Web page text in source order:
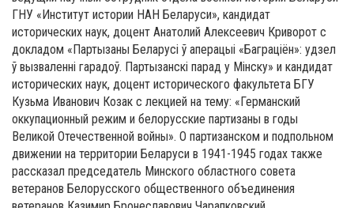
ГНУ «Институт истории НАН Беларуси», кандидат
исторических наук, доцент Анатолий Алексеевич Криворот с
докладом «Партызаны Беларусі ў аперацыі «Баграціён»: удзел
ў вызваленні гарадоў. Партызанскі парад у Мінску» и кандидат
исторических наук, доцент исторического факультета БГУ
Кузьма Иванович Козак с лекцией на тему: «Германский
оккупационный режим и белорусские партизаны в годы
Великой Отечественной войны». О партизанском и подпольном
движении на территории Беларуси в 1941-1945 годах также
рассказал председатель Минского областного совета
ветеранов Белорусского общественного объединения